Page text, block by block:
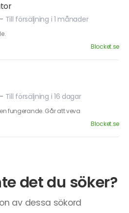
- Till försäljning i 1 månader
Blocket.se
- Till försäljning i 16 dagar
fungerande. Går att veva
Blocket.se
det du söker?
av dessa sökord